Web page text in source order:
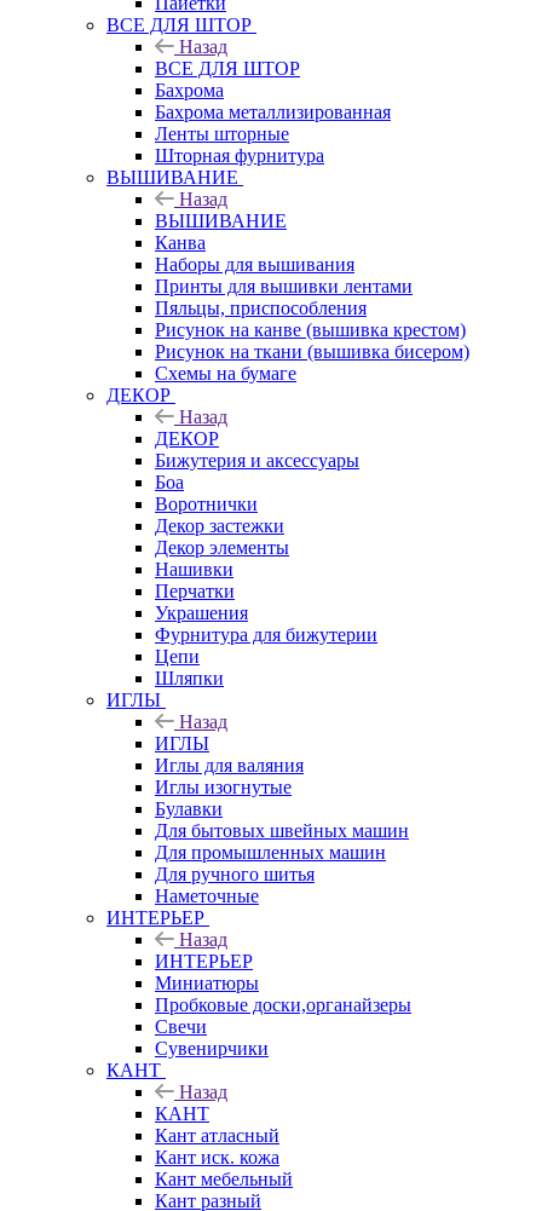
ВСЕ ДЛЯ ШТОР
Назад
ВСЕ ДЛЯ ШТОР
Бахрома
Бахрома металлизированная
Ленты шторные
Шторная фурнитура
ВЫШИВАНИЕ
Назад
ВЫШИВАНИЕ
Канва
Наборы для вышивания
Принты для вышивки лентами
Пяльцы, приспособления
Рисунок на канве (вышивка крестом)
Рисунок на ткани (вышивка бисером)
Схемы на бумаге
ДЕКОР
Назад
ДЕКОР
Бижутерия и аксессуары
Боа
Воротнички
Декор застежки
Декор элементы
Нашивки
Перчатки
Украшения
Фурнитура для бижутерии
Цепи
Шляпки
ИГЛЫ
Назад
ИГЛЫ
Иглы для валяния
Иглы изогнутые
Булавки
Для бытовых швейных машин
Для промышленных машин
Для ручного шитья
Наметочные
ИНТЕРЬЕР
Назад
ИНТЕРЬЕР
Миниатюры
Пробковые доски,органайзеры
Свечи
Сувенирчики
КАНТ
Назад
КАНТ
Кант атласный
Кант иск. кожа
Кант мебельный
Кант разный